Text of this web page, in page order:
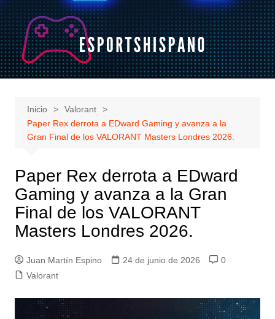
Saltar
al
contenido
Inicio
Valorant
Paper Rex derrota a EDward Gaming y avanza a la
Gran Final de los VALORANT Masters Londres 2026.
Paper Rex derrota a EDward
Gaming y avanza a la Gran
Final de los VALORANT
Masters Londres 2026.
Juan Martín Espino 24 de junio de 2026
0
Valorant